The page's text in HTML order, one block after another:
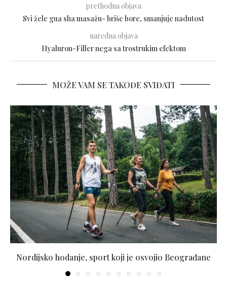
prethodna objava
Svi žele gua sha masažu- briše bore, smanjuje nadutost
naredna objava
Hyaluron-Filler nega sa trostrukim efektom
MOŽE VAM SE TAKOĐE SVIĐATI
Nordijsko hodanje, sport koji je osvojio Beograđane